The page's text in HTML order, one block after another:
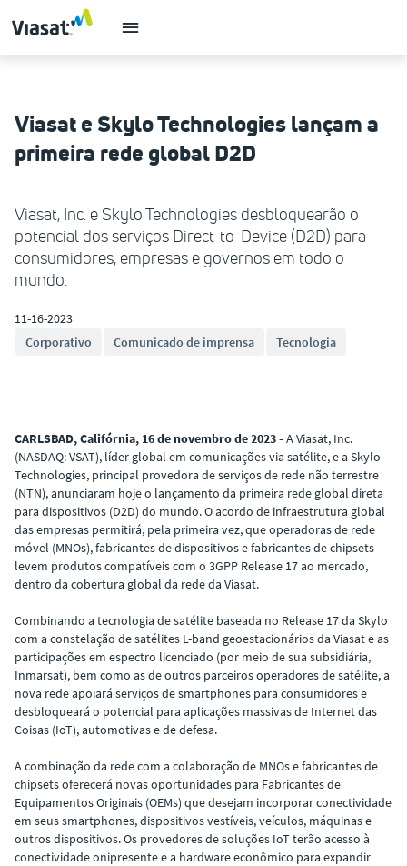
Viasat e Skylo Technologies lançam a
primeira rede global D2D
Viasat, Inc. e Skylo Technologies desbloquearão o
potencial dos serviços Direct-to-Device (D2D) para
consumidores, empresas e governos em todo o
mundo.
11-16-2023
Corporativo
Comunicado de imprensa Tecnologia
CARLSBAD, Califórnia, 16 de novembro de 2023 - A Viasat, Inc.
(NASDAQ: VSAT), líder global em comunicações via satélite, e a Skylo
Technologies, principal provedora de serviços de rede não terrestre
(NTN), anunciaram hoje o lançamento da primeira rede global direta
para dispositivos (D2D) do mundo. O acordo de infraestrutura global
das empresas permitirá, pela primeira vez, que operadoras de rede
móvel (MNOs), fabricantes de dispositivos e fabricantes de chipsets
levem produtos compatíveis com o 3GPP Release 17 ao mercado,
dentro da cobertura global da rede da Viasat.
Combinando a tecnologia de satélite baseada no Release 17 da Skylo
com a constelação de satélites L-band geoestacionários da Viasat e as
participações em espectro licenciado (por meio de sua subsidiária,
Inmarsat), bem como as de outros parceiros operadores de satélite, a
nova rede apoiará serviços de smartphones para consumidores e
desbloqueará o potencial para aplicações massivas de Internet das
Coisas (IoT), automotivas e de defesa.
A combinação da rede com a colaboração de MNOs e fabricantes de
chipsets oferecerá novas oportunidades para Fabricantes de
Equipamentos Originais (OEMs) que desejam incorporar conectividade
em seus smartphones, dispositivos vestíveis, veículos, máquinas e
outros dispositivos. Os provedores de soluções IoT terão acesso à
conectividade onipresente e a hardware econômico para expandir